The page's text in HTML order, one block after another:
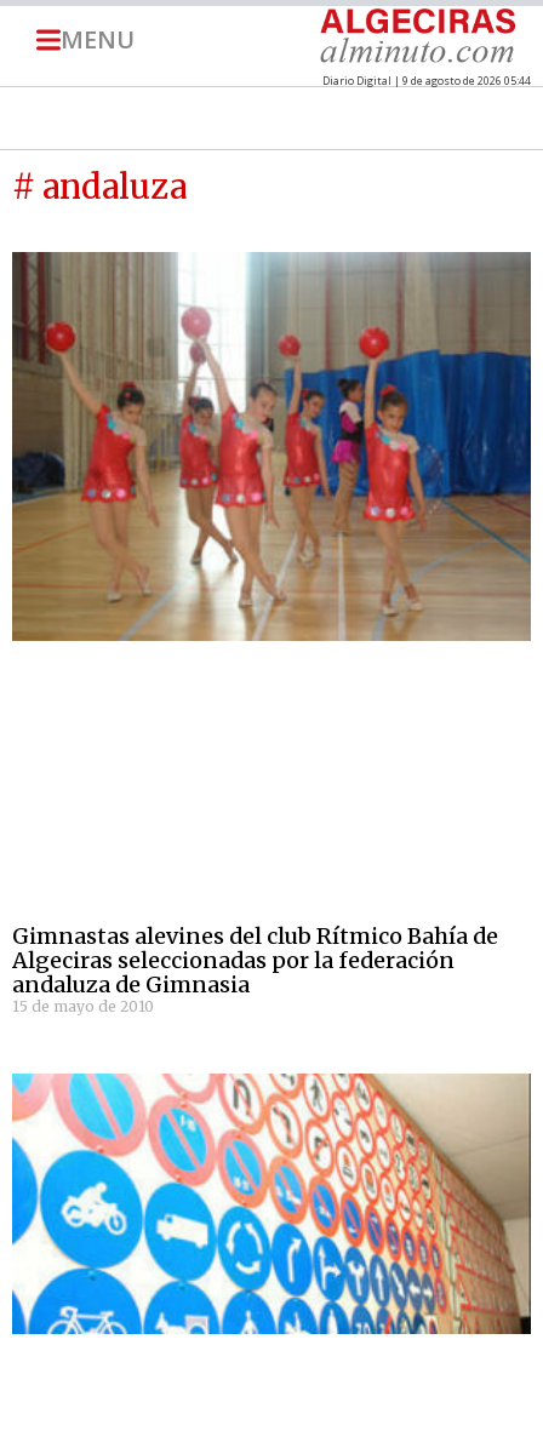
MENU
Diario Digital | 9 de agosto de 2026 05:44
# andaluza
Gimnastas alevines del club Rítmico Bahía de
Algeciras seleccionadas por la federación
andaluza de Gimnasia
15 de mayo de 2010